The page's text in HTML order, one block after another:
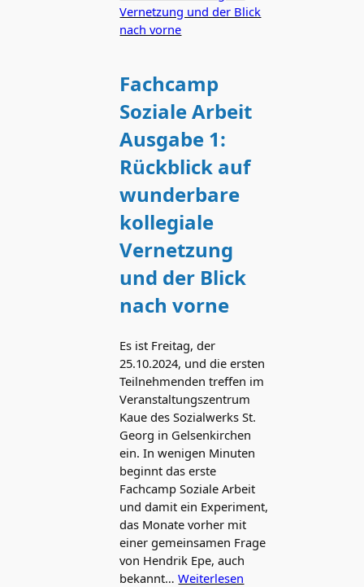
Fachcamp
Soziale Arbeit
Ausgabe 1:
Rückblick auf
wunderbare
kollegiale
Vernetzung
und der Blick
nach vorne
Es ist Freitag, der
25.10.2024, und die ersten
Teilnehmenden treffen im
Veranstaltungszentrum
Kaue des Sozialwerks St.
Georg in Gelsenkirchen
ein. In wenigen Minuten
beginnt das erste
Fachcamp Soziale Arbeit
und damit ein Experiment,
das Monate vorher mit
einer gemeinsamen Frage
von Hendrik Epe, auch
bekannt…Weiterlesen